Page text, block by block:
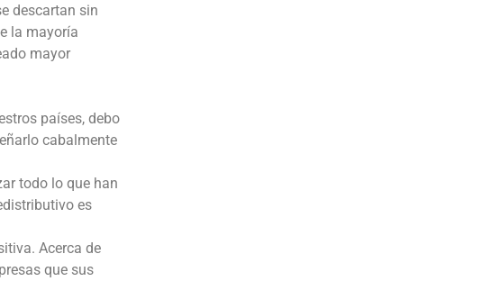
descartan sin
la mayoría
mayor
países, debo
cabalmente
todo lo que han
es
Acerca de
que sus